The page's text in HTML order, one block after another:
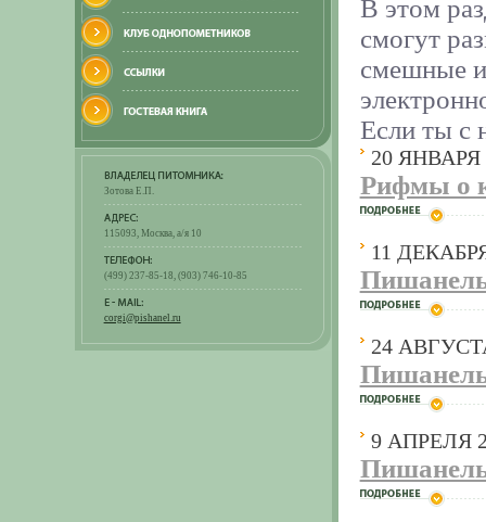
Зотова Е.П.
115093, Москва, а/я 10
(499) 237-85-18, (903) 746-10-85
corgi@pishanel.ru
В этом
смогут
смешные
Если ты с
20 ЯНВАРЯ
Рифмы о
11
24
9 АПРЕЛЯ